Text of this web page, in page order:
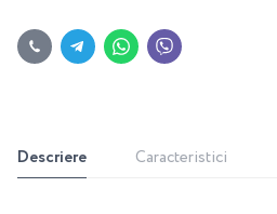
Descriere Caracteristici